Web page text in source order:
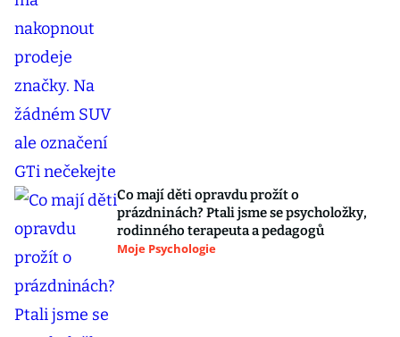
Co mají děti opravdu prožít o
prázdninách? Ptali jsme se psycholožky,
rodinného terapeuta a pedagogů
Moje Psychologie